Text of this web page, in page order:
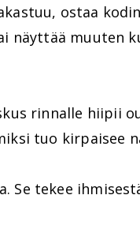
ostaa
näyttää muuten
rinnalle hiipii
tuo kirpaisee
Se tekee